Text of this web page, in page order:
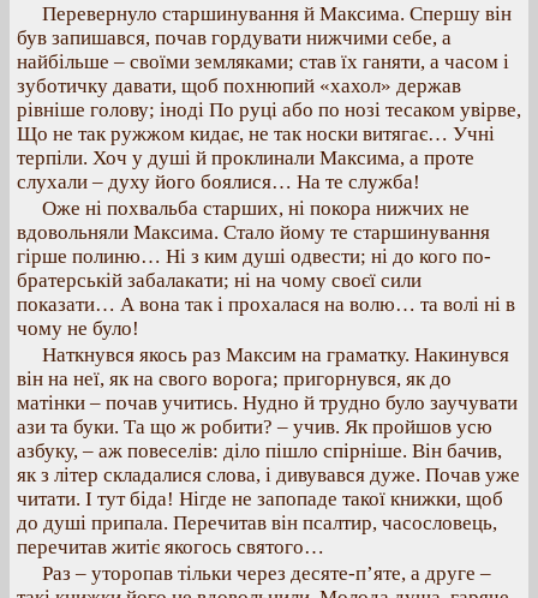
Перевернуло старшинування й Максима. Спершу він
був запишався, почав гордувати нижчими себе, а
найбільше – своїми земляками; став їх ганяти, а часом і
зуботичку давати, щоб похнюпий «хахол» держав
рівніше голову; іноді По руці або по нозі тесаком увірве,
Що не так ружжом кидає, не так носки витягає… Учні
терпіли. Хоч у душі й проклинали Максима, а проте
слухали – духу його боялися… На те служба!
Оже ні похвальба старших, ні покора нижчих не
вдовольняли Максима. Стало йому те старшинування
гірше полиню… Ні з ким душі одвести; ні до кого по-
братерській забалакати; ні на чому своєї сили
показати… А вона так і прохалася на волю… та волі ні в
чому не було!
Наткнувся якось раз Максим на граматку. Накинувся
він на неї, як на свого ворога; пригорнувся, як до
матінки – почав учитись. Нудно й трудно було заучувати
ази та буки. Та що ж робити? – учив. Як пройшов усю
азбуку, – аж повеселів: діло пішло спірніше. Він бачив,
як з літер складалися слова, і дивувався дуже. Почав уже
читати. І тут біда! Нігде не запопаде такої книжки, щоб
до душі припала. Перечитав він псалтир, часословець,
перечитав житіє якогось святого…
Раз – уторопав тільки через десяте-п’яте, а друге –